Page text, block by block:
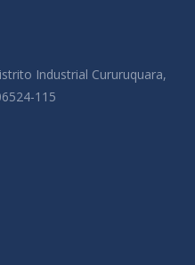
Industrial Cururuquara,
115